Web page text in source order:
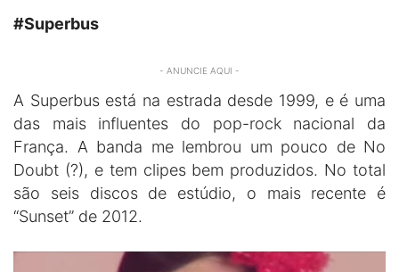
#Superbus
- ANUNCIE AQUI -
A Superbus está na estrada desde 1999, e é uma
das mais influentes do pop-rock nacional da
França. A banda me lembrou um pouco de No
Doubt (?), e tem clipes bem produzidos. No total
são seis discos de estúdio, o mais recente é
“Sunset” de 2012.